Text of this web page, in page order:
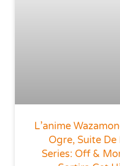
L’anime
Ogre, Suite
Series: Off &